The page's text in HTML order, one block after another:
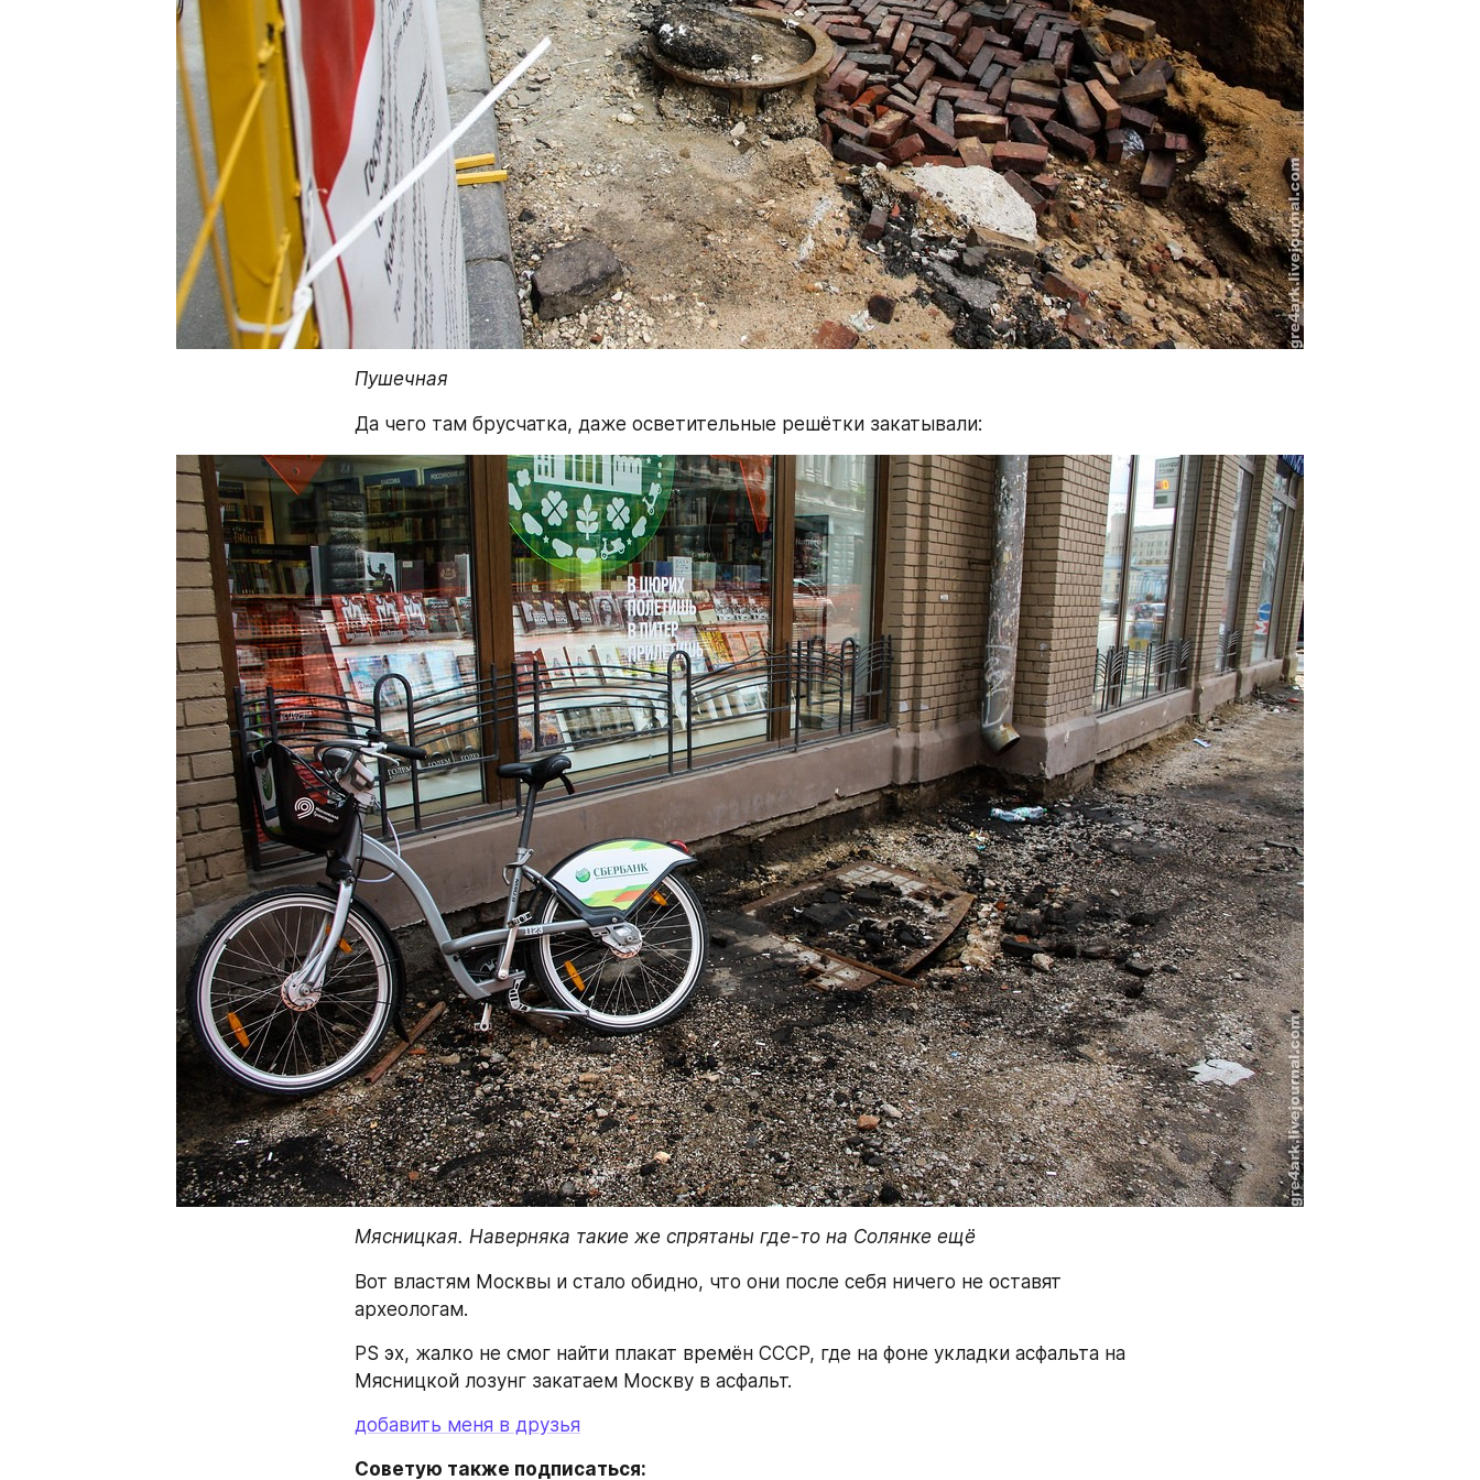
Пушечная
Да чего там брусчатка, даже осветительные решётки закатывали:
Мясницкая. Наверняка такие же спрятаны где-то на Солянке ещё
Вот властям Москвы и стало обидно, что они после себя ничего не оставят
археологам.
PS эх, жалко не смог найти плакат времён СССР, где на фоне укладки асфальта на
Мясницкой лозунг закатаем Москву в асфальт.
добавить меня в друзья
Советую также подписаться: